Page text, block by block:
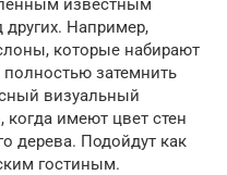
известным
других. Например,
которые набирают
затемнить
визуальный
имеют цвет стен
дерева. Подойдут как
гостиным.